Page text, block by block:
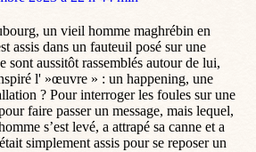
un vieil homme maghrébin en
assis dans un fauteuil posé sur une
sont aussitôt rassemblés autour de lui,
l' »œuvre » : un happening, une
? Pour interroger les foules sur une
faire passer un message, mais lequel,
s’est levé, a attrapé sa canne et a
simplement assis pour se reposer un